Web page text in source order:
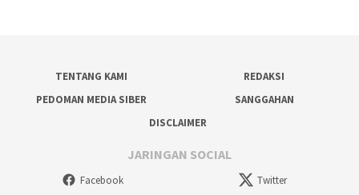
TENTANG KAMI
REDAKSI
PEDOMAN MEDIA SIBER
SANGGAHAN
DISCLAIMER
JARINGAN SOCIAL
Facebook
Twitter